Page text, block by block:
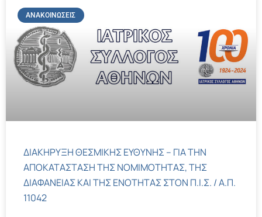
ΑΝΑΚΟΙΝΏΣΕΙΣ
ΔΙΑΚΗΡΥΞΗ ΘΕΣΜΙΚΗΣ ΕΥΘΥΝΗΣ – ΓΙΑ ΤΗΝ
ΑΠΟΚΑΤΑΣΤΑΣΗ ΤΗΣ ΝΟΜΙΜΟΤΗΤΑΣ, ΤΗΣ
ΔΙΑΦΑΝΕΙΑΣ ΚΑΙ ΤΗΣ ΕΝΟΤΗΤΑΣ ΣΤΟΝ Π.Ι.Σ. / Α.Π.
11042